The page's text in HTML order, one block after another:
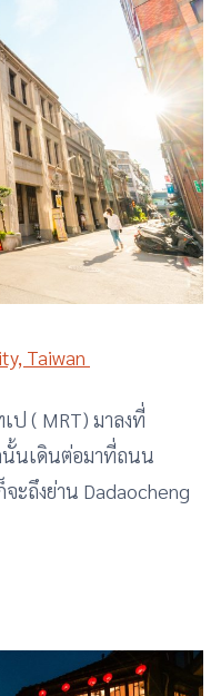
Taiwan
ป ( MRT) มาลงที่
นั้นเดินต่อมาที่ถนน
ะถึงย่าน Dadaocheng